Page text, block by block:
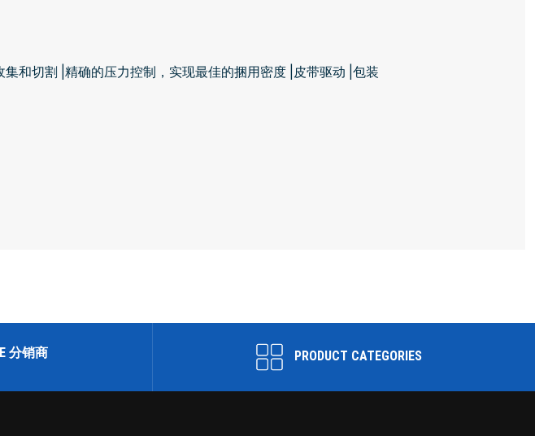
和切割 |精确的压力控制，实现最佳的捆用密度 |皮带驱动 |包装
分销商 PRODUCT CATEGORIES